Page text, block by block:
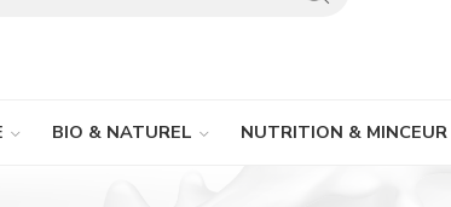
BIO & NATUREL NUTRITION & MINCEUR